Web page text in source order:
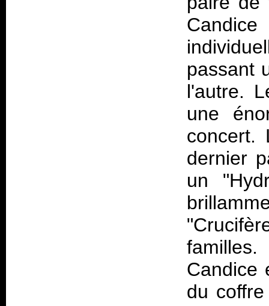
passant
l'autre.
une
concert.
dernier
un
Candice
du